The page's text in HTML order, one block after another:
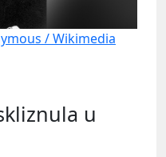
/ Wikimedia
u